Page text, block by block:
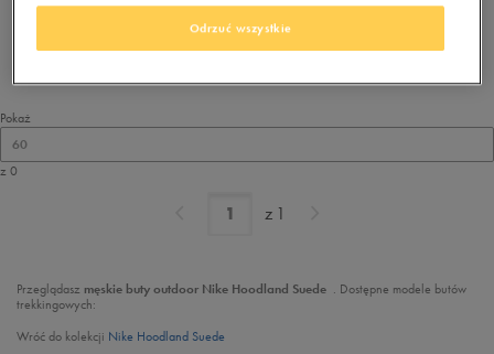
Zmień kryteria wyszukiwania lub
usuń wybrane filtry
Pokaż
60
z 0
z 1
Przeglądasz męskie buty outdoor Nike Hoodland Suede . Dostępne modele butów
trekkingowych:
Wróć do kolekcji Nike Hoodland Suede
Odrzuć wszystkie